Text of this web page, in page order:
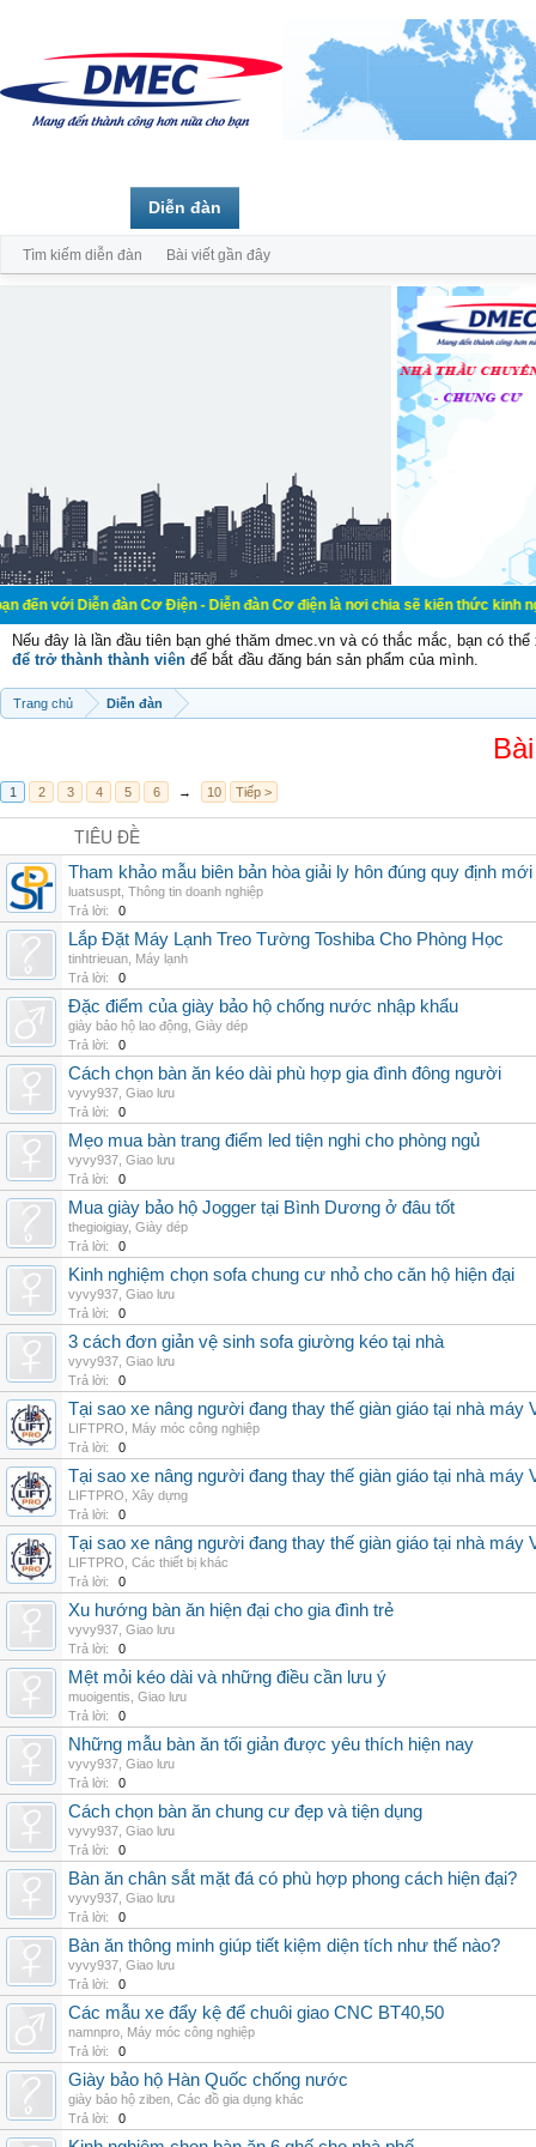
đàn Cơ Điện - Diễn đàn Cơ điện là nơi chia sẽ kiến thức kinh nghiệm
Nếu đây là lần đầu tiên bạn ghé thăm dmec.vn và có thắc mắc, bạn có
để trở thành thành viên để bắt đầu đăng bán sản phẩm của mình.
Trang chủ Diễn đàn
1 2 3 4 5 6 → 10 Tiếp >
TIÊU ĐỀ
Tham khảo mẫu biên bản hòa giải ly hôn đúng quy định mới
luatsuspt Thông tin doanh nghiệp
Trả lời:
0
Lắp Đặt Máy Lạnh Treo Tường Toshiba Cho Phòng Học
tinhtrieuan Máy lạnh
Trả lời:
0
Đặc điểm của giày bảo hộ chống nước nhập khẩu
giày bảo hộ lao động Giày dép
Trả lời:
0
Cách chọn bàn ăn kéo dài phù hợp gia đình đông người
vyvy937 Giao lưu
Trả lời:
0
Mẹo mua bàn trang điểm led tiện nghi cho phòng ngủ
vyvy937 Giao lưu
Trả lời:
0
Mua giày bảo hộ Jogger tại Bình Dương ở đâu tốt
thegioigiay, Giày dép
Trả lời:
0
Kinh nghiệm chọn sofa chung cư nhỏ cho căn hộ hiện đại
vyvy937 Giao lưu
Trả lời:
0
3 cách đơn giản vệ sinh sofa giường kéo tại nhà
vyvy937 Giao lưu
Trả lời:
0
Tại sao xe nâng người đang thay thế giàn giáo tại nhà máy
LIFTPRO
Máy móc công nghiệp
Trả lời:
0
Tại sao xe nâng người đang thay thế giàn giáo tại nhà máy
LIFTPRO
Xây dựng
Trả lời:
0
Tại sao xe nâng người đang thay thế giàn giáo tại nhà máy
LIFTPRO Các thiết bị khác
Trả lời:
0
Xu hướng bàn ăn hiện đại cho gia đình trẻ
vyvy937 Giao lưu
Trả lời:
0
Mệt mỏi kéo dài và những điều cần lưu ý
muoigentis Giao lưu
Trả lời:
0
Những mẫu bàn ăn tối giản được yêu thích hiện nay
vyvy937 Giao lưu
Trả lời:
0
Cách chọn bàn ăn chung cư đẹp và tiện dụng
vyvy937 Giao lưu
Trả lời:
0
Bàn ăn chân sắt mặt đá có phù hợp phong cách hiện đại?
vyvy937 Giao lưu
Trả lời:
0
Bàn ăn thông minh giúp tiết kiệm diện tích như thế nào?
vyvy937 Giao lưu
Trả lời:
0
Các mẫu xe đẩy kệ để chuôi giao CNC BT40,50
namnpro Máy móc công nghiệp
Trả lời:
0
Giày bảo hộ Hàn Quốc chống nước
giày bảo hộ ziben Các đồ gia dụng khác
Trả lời:
0
Diễn đàn
Tìm kiếm diễn đàn Bài viết gần đây